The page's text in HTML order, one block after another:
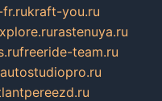
kraft-you.ru
rastenuya.ru
freeride-team.ru
autostudiopro.ru